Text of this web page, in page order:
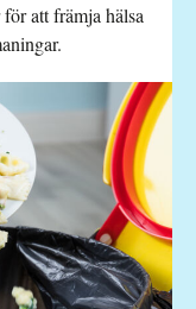
att främja hälsa